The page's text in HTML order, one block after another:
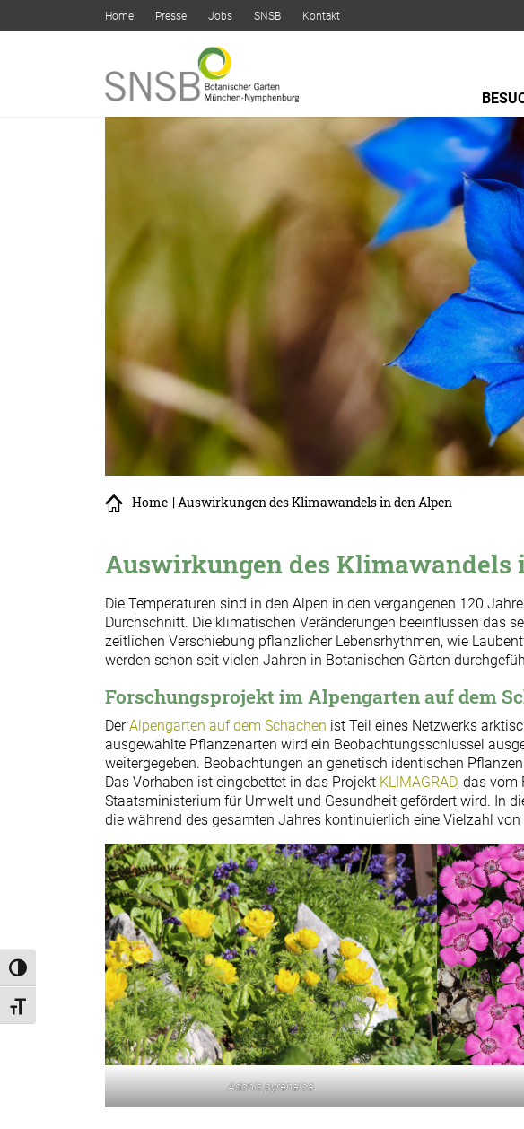
Umschalten auf hohe Kontraste
Schrift vergrößern
Home Presse Jobs SNSB Kontakt
Home | Auswirkungen des Klimawandels in den Alpen
Auswirkungen des Klimawandels
Die Temperaturen sind in den Alpen in den vergangenen 120
Durchschnitt. Die klimatischen Veränderungen beeinflussen das
zeitlichen Verschiebung pflanzlicher Lebensrhythmen, wie
werden schon seit vielen Jahren in Botanischen Gärten
Forschungsprojekt im Alpengarten auf dem
DerAlpengarten auf dem Schachen ist Teil eines Netzwerks
ausgewählte Pflanzenarten wird ein Beobachtungsschlüssel
weitergegeben. Beobachtungen an genetisch identischen
Das Vorhaben ist eingebettet in das Projekt KLIMAGRAD, das vom
Staatsministerium für Umwelt und Gesundheit gefördert wird. In
die während des gesamten Jahres kontinuierlich eine Vielzahl von
Adonis pyrenaica